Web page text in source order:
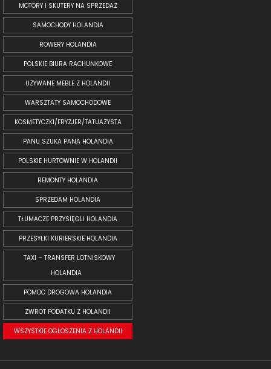
MOTORY I SKUTERY NA SPRZEDAŻ
SAMOCHODY HOLANDIA
ROWERY HOLANDIA
POLSKIE BIURA RACHUNKOWE
UŻYWANE MEBLE Z HOLANDII
WARSZTATY SAMOCHODOWE
KOSMETYCZKI/FRYZJER/TATUAŻYSTA
PANU SZUKA PANA HOLANDIA
POLSKIE HURTOWNIE W HOLANDII
REMONTY HOLANDIA
SPRZEDAM HOLANDIA
TŁUMACZE PRZYSIĘGLI HOLANDIA
PRZESYŁKI KURIERSKIE HOLANDIA
TAXI – TRANSFER LOTNISKOWY
HOLANDIA
POMOC DROGOWA HOLANDIA
ZWROT PODATKU Z HOLANDII
WSZYSTKIE OGŁOSZENIA Z HOLANDII